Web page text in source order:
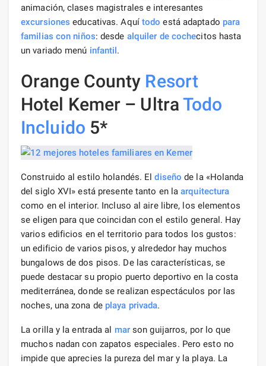
animación, clases magistrales e interesantes
excursiones educativas. Aquí todo está adaptado para
familias con niños: desde alquiler de cochecitos hasta
un variado menú infantil.
Orange County Resort
Hotel Kemer – UltraTodo
Incluido 5*
Construido al estilo holandés. Eldiseño de la «Holanda
del siglo XVI» está presente tanto en laarquitectura
como en el interior. Incluso al aire libre, los elementos
se eligen para que coincidan con el estilo general. Hay
varios edificios en el territorio para todos los gustos:
un edificio de varios pisos, y alrededor hay muchos
bungalows de dos pisos. De las características, se
puede destacar su propio puerto deportivo en la costa
mediterránea, donde se realizan espectáculos por las
noches, una zona de playa privada.
La orilla y la entrada al marson guijarros, por lo que
muchos nadan con zapatos especiales. Pero esto no
impide que aprecies la pureza del mar y la playa. La